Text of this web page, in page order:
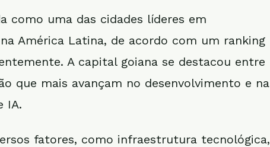
como uma das cidades líderes em
América Latina, de acordo com um ranking
A capital goiana se destacou entre
que mais avançam no desenvolvimento e na
IA.
fatores, como infraestrutura tecnológica,